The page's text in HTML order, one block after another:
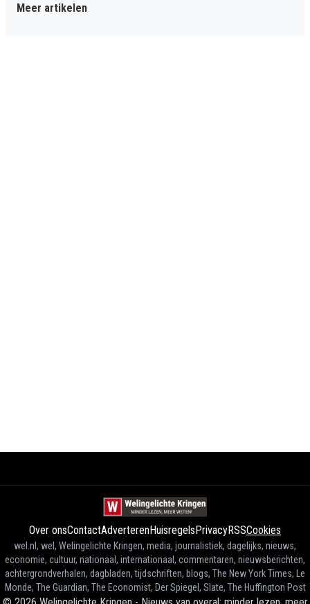
Meer artikelen
Over onsContactAdverterenHuisregelsPrivacyRSSCookies
wel.nl, wel, Welingelichte Kringen, media, journalistiek, dagelijks, nieuws,
economie, cultuur, nationaal, internationaal, commentaren, nieuwsberichten,
achtergrondverhalen, dagbladen, tijdschriften, blogs, The New York Times, Le
Monde, The Guardian, The Economist, Der Spiegel, Slate, The Huffington Post